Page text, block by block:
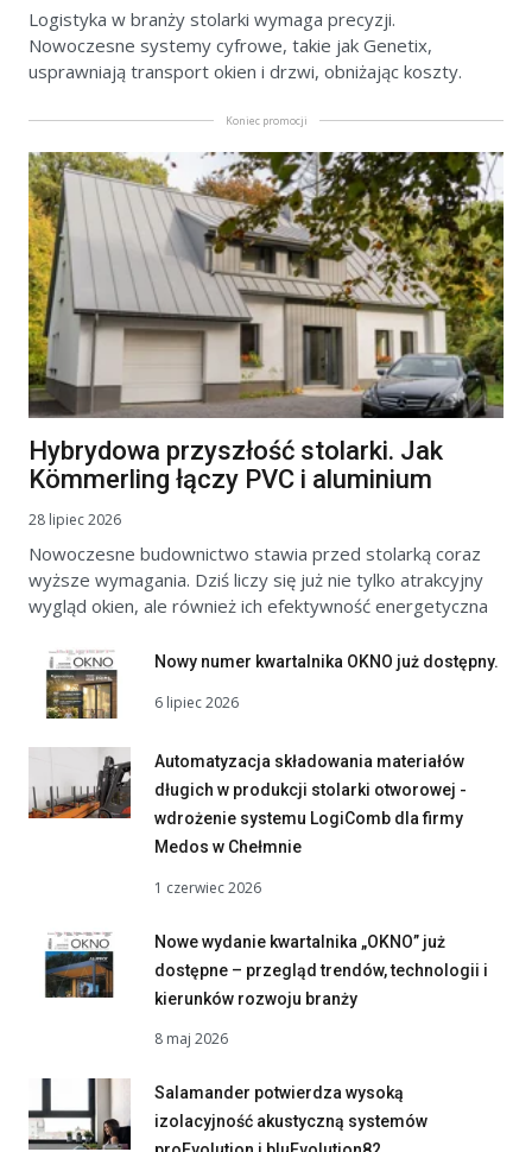
Logistyka w branży stolarki wymaga precyzji.
Nowoczesne systemy cyfrowe, takie jak Genetix,
usprawniają transport okien i drzwi, obniżając koszty.
Koniec promocji
Hybrydowa przyszłość stolarki. Jak
Kömmerling łączy PVC i aluminium
28 lipiec 2026
Nowoczesne budownictwo stawia przed stolarką coraz
wyższe wymagania. Dziś liczy się już nie tylko atrakcyjny
wygląd okien, ale również ich efektywność energetyczna
Nowy numer kwartalnika OKNO już dostępny.
6 lipiec 2026
Automatyzacja składowania materiałów
długich w produkcji stolarki otworowej -
wdrożenie systemu LogiComb dla firmy
Medos w Chełmnie
1 czerwiec 2026
Nowe wydanie kwartalnika „OKNO” już
dostępne – przegląd trendów, technologii i
kierunków rozwoju branży
8 maj 2026
Salamander potwierdza wysoką
izolacyjność akustyczną systemów